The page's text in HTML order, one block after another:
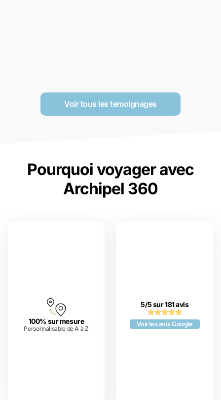
Voir tous les temoignages
Pourquoi voyager avec
Archipel 360
100% sur mesure
Personnalisable de A à Z
5/5 sur 181 avis
Voir les avis Google